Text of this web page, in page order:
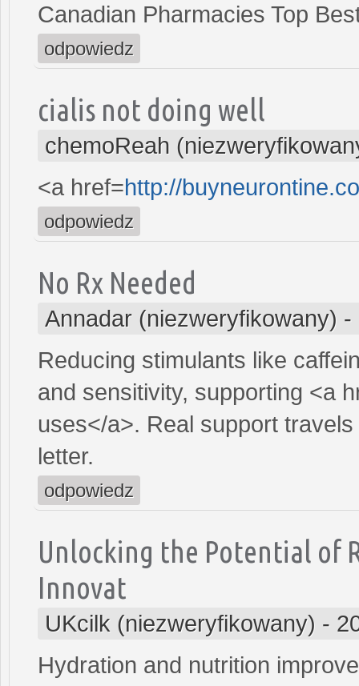
Canadian Pharmacies Top
odpowiedz
cialis not doing well
chemoReah
<a href=http://
odpowiedz
No Rx Needed
Annadar (niezweryfikowany) -
Reducing stimulants like
and sensitivity, supporting <a
uses</a>. Real support
letter.
odpowiedz
Unlocking the Potential of
Innovat
UKcilk (niezweryfikowany) -
Hydration and nutrition